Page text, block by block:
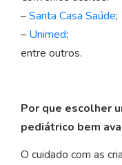
–Santa Casa Saúde;
– Unimed;
entre outros.
Por que escolher
pediátrico bem
O cuidado com as